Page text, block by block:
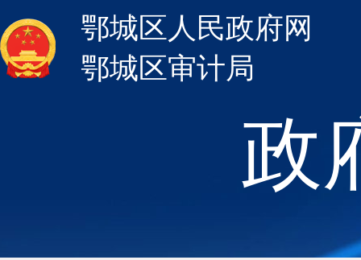
政
鄂城区人民政府网
鄂城区审计局